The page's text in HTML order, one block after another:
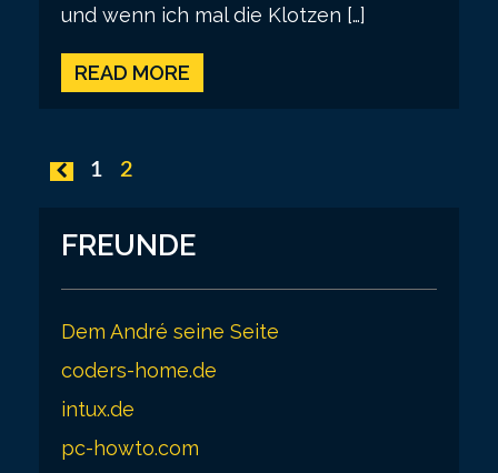
und wenn ich mal die Klotzen […]
READ MORE
P
s
g
1 2
FREUNDE
Dem André seine Seite
coders-home.de
intux.de
pc-howto.com